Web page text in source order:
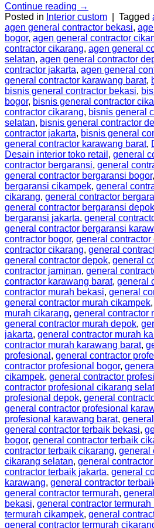
Continue reading →
Posted in Interior custom Tagged
agen general contractor bekasi,
bogor, agen general contractor
contractor cikarang, agen general
selatan, agen general contractor
contractor jakarta, agen general
general contractor karawang barat,
bisnis general contractor bekasi,
bogor, bisnis general contractor
contractor cikarang, bisnis general
selatan, bisnis general contractor
contractor jakarta, bisnis general
general contractor karawang barat,
Desain interior toko retail , general
contractor bergaransi, general
general contractor bergaransi bogor,
bergaransi cikampek, general
cikarang, general contractor
general contractor bergaransi depok
bergaransi jakarta, general
general contractor bergaransi
contractor bogor, general contractor
contractor cikarang, general
general contractor depok, general
contractor jaminan, general
contractor karawang barat, general
contractor murah bekasi, general
general contractor murah cikampek,
murah cikarang, general contractor
general contractor murah depok,
jakarta, general contractor murah
contractor murah karawang barat,
profesional , general contractor
contractor profesional bogor,
cikampek, general contractor
contractor profesional cikarang
profesional depok, general
general contractor profesional
profesional karawang barat,
general contractor terbaik bekasi,
bogor, general contractor terbaik
contractor terbaik cikarang, general
cikarang selatan, general
contractor terbaik jakarta, general
karawang, general contractor
general contractor termurah,
bekasi, general contractor termurah
termurah cikampek, general
general contractor termurah